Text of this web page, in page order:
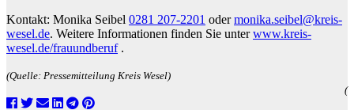
Kontakt: Monika Seibel 0281 207-2201 odermonika.seibel@kreis-
wesel.de. Weitere Informationen finden Sie unterwww.kreis-
wesel.de/frauundberuf.
(Quelle: Pressemitteilung Kreis Wesel)
(